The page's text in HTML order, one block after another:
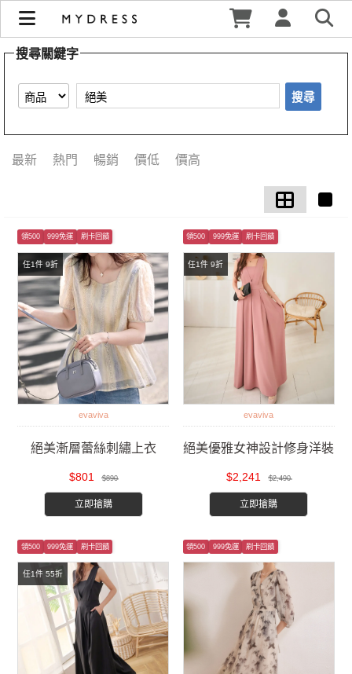
【絕美】搜尋結果 | MYDRESS 時裳韓風
搜尋關鍵字
搜尋
最新 熱門 暢銷 價低 價高
任1件 9折
領500 999免運 刷卡回饋
evaviva
絕美漸層蕾絲刺繡上衣
$801 $890
立即搶購
任1件 9折
領500 999免運 刷卡回饋
evaviva
絕美優雅女神設計修身洋裝
$2,241 $2,490
立即搶購
任1件 55折
領500 999免運 刷卡回饋 領500 999免運 刷卡回饋